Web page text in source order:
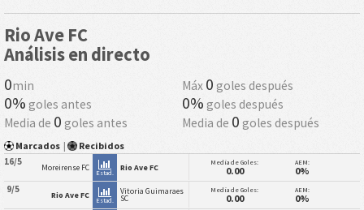
Rio Ave FC
Análisis en directo
0min Máx 0 goles después
0% goles antes 0% goles después
Media de 0 goles antes Media de 0 goles después
Marcados | Recibidos
16/5 Moreirense FC
Estad.
Rio Ave FC Media de Goles:
0.00
AEM:
0%
9/5 Rio Ave FC
Estad.
Vitoria Guimaraes
SC
Media de Goles:
0.00
AEM:
0%